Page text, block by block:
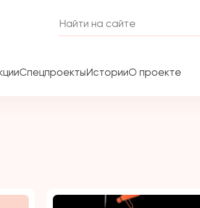
СпецпроектыИсторииО проекте